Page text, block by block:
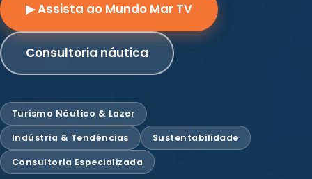
▶ Assista ao Mundo Mar TV
Consultoria náutica
Turismo Náutico & Lazer
Indústria & Tendências Sustentabilidade
Consultoria Especializada